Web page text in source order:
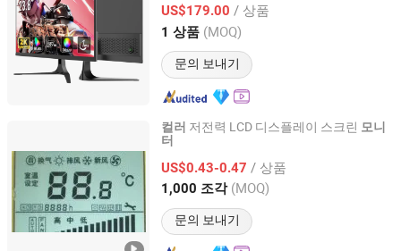
US$179.00 / 상품
1 상품 (MOQ)
문의 보내기
Guangdong, China 이후 2020
컬러 저전력 LCD 디스플레이 스크린 모니
터
US$0.43-0.47 / 상품
1,000 조각 (MOQ)
문의 보내기
Dongguan Bibuke Electronic Technology CO.,LTD
Guangdong, China 이후 2014